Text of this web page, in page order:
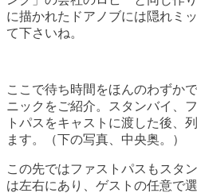
に描かれたドアノブには隠れミ
て下さいね。
ここで待ち時間をほんのわずか
ニックをご紹介。スタンバイ、
トパスをキャストに渡した後、
ます。（下の写真、中央奥。）
この先ではファストパスもスタ
は左右にあり、ゲストの任意で